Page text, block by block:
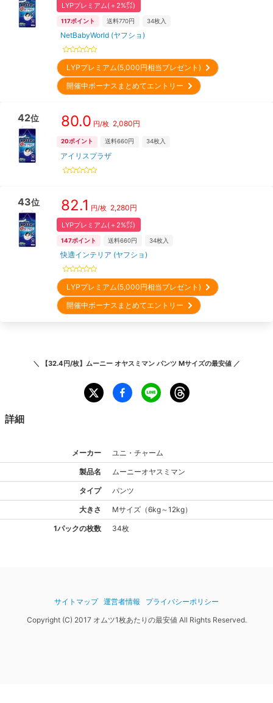
LYPプレミアム(＋2%㌽)
117ポイント 送料770円 34枚入
NetBabyWorld (ヤフショ)
LYPプレミアム(5,000円相当プレゼント)
開催中ボーナスまとめてエントリー
42位 80.0 円/枚 2,080円
20ポイント 送料660円 34枚入
アイリスプラザ
43位 82.1 円/枚 2,280円
LYPプレミアム(＋2%㌽)
147ポイント 送料660円 34枚入
快適インテリア (ヤフショ)
LYPプレミアム(5,000円相当プレゼント)
開催中ボーナスまとめてエントリー
＼ 【32.4円/枚】ムーニー オヤスミマン パンツ Mサイズの最安値 ／
詳細
メーカー ユニ・チャーム
製品名 ムーニーオヤスミマン
タイプ パンツ
大きさ Mサイズ （6kg～12kg）
1パックの枚数 34枚
サイトマップ 運営者情報
プライバシーポリシー
Copyright (C) 2017 オムツ1枚あたりの最安値 All Rights Reserved.